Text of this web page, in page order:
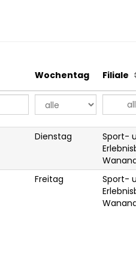
Wochentag Filiale
Dienstag
Sport-
Freitag
Sport-